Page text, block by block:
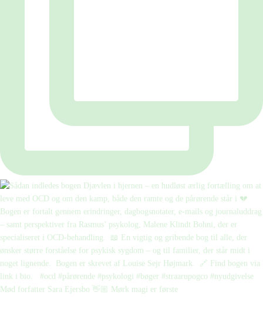
Mød forfatter Sara Ejersbo 👋🏼 Mørk magi er første